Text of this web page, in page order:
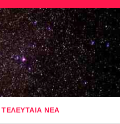
ΤΕΛΕΥΤΑΙΑ ΝΕΑ